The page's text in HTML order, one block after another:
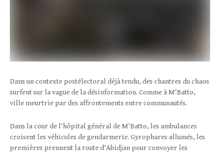
Dans un contexte postélectoral déjà tendu, des chantres du chaos
surfent sur la vague de la désinformation. Comme à M’Batto,
ville meurtrie par des affrontements entre communautés.
Dans la cour de l’hôpital général de M’Batto, les ambulances
croisent les véhicules de gendarmerie. Gyrophares allumés, les
premières prennent la route d’Abidjan pour convoyer les